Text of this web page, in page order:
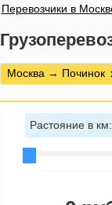
Перевозчики в
Москва → Починок
Растояние в км: